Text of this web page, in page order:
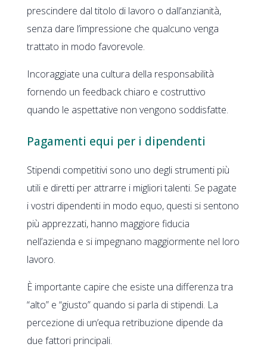
prescindere dal titolo di lavoro o dall’anzianità,
senza dare l’impressione che qualcuno venga
trattato in modo favorevole.
Incoraggiate una cultura della responsabilità
fornendo un feedback chiaro e costruttivo
quando le aspettative non vengono soddisfatte.
Pagamenti equi per i dipendenti
Stipendi competitivi sono uno degli strumenti più
utili e diretti per attrarre i migliori talenti. Se pagate
i vostri dipendenti in modo equo, questi si sentono
più apprezzati, hanno maggiore fiducia
nell’azienda e si impegnano maggiormente nel loro
lavoro.
È importante capire che esiste una differenza tra
“alto” e “giusto” quando si parla di stipendi. La
percezione di un’equa retribuzione dipende da
due fattori principali.